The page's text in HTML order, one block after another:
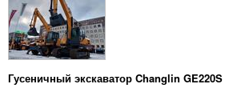
Гусеничный экскаватор Changlin GE220S